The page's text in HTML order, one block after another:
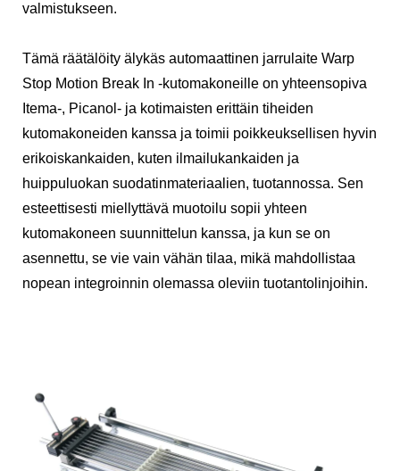
valmistukseen.
Tämä räätälöity älykäs automaattinen jarrulaite Warp
Stop Motion Break In -kutomakoneille on yhteensopiva
Itema-, Picanol- ja kotimaisten erittäin tiheiden
kutomakoneiden kanssa ja toimii poikkeuksellisen hyvin
erikoiskankaiden, kuten ilmailukankaiden ja
huippuluokan suodatinmateriaalien, tuotannossa. Sen
esteettisesti miellyttävä muotoilu sopii yhteen
kutomakoneen suunnittelun kanssa, ja kun se on
asennettu, se vie vain vähän tilaa, mikä mahdollistaa
nopean integroinnin olemassa oleviin tuotantolinjoihin.